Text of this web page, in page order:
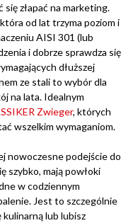
złapać na marketing.
od lat trzyma poziom i
AISI 301 (lub
i dobrze sprawdza się
dłuższej
ze stali to wybór dla
na lata. Idealnym
Zwieger, których
wszelkim wymaganiom.
nowoczesne podejście do
szybko, mają powłoki
w codziennym
Jest to szczególnie
kulinarną lub lubisz